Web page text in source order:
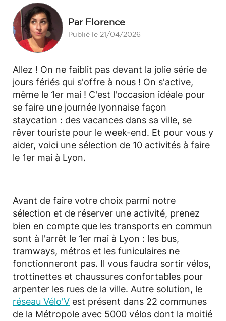
Par Florence
Publié le 21/04/2026
Allez ! On ne faiblit pas devant la jolie série de
jours fériés qui s'offre à nous ! On s'active,
même le 1er mai ! C'est l'occasion idéale pour
se faire une journée lyonnaise façon
staycation : des vacances dans sa ville, se
rêver touriste pour le week-end. Et pour vous y
aider, voici une sélection de 10 activités à faire
le 1er mai à Lyon.
Avant de faire votre choix parmi notre
sélection et de réserver une activité, prenez
bien en compte que les transports en commun
sont à l'arrêt le 1er mai à Lyon : les bus,
tramways, métros et les funiculaires ne
fonctionneront pas. Il vous faudra sortir vélos,
trottinettes et chaussures confortables pour
arpenter les rues de la ville. Autre solution, le
réseau Vélo'V est présent dans 22 communes
de la Métropole avec 5000 vélos dont la moitié